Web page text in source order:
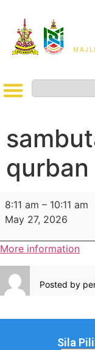
qurban
8:11 am – 10:11 am
May 27, 2026
More information
Posted by
Sila